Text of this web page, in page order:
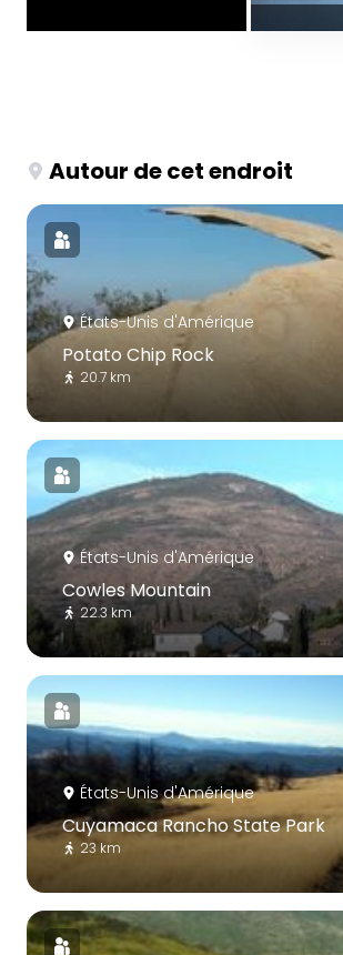
Autour de cet endroit
États-Unis d'Amérique
Potato Chip Rock
20.7 km
États-Unis d'Amérique
Cowles Mountain
22.3 km
États-Unis d'Amérique
Cuyamaca Rancho State Park
23 km